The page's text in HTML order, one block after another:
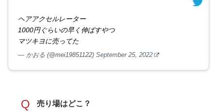
ヘアアクセルレーター
1000円ぐらいの早く伸ばすやつ
マツキヨに売ってた
— かおる (@mei19851122) September 25, 2022
Q 売り場はどこ？